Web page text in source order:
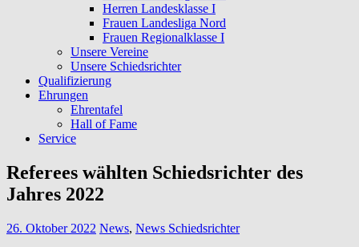
Herren Landesklasse I
Frauen Landesliga Nord
Frauen Regionalklasse I
Unsere Vereine
Unsere Schiedsrichter
Qualifizierung
Ehrungen
Ehrentafel
Hall of Fame
Service
Referees wählten Schiedsrichter des
Jahres 2022
26. Oktober 2022 News, News Schiedsrichter